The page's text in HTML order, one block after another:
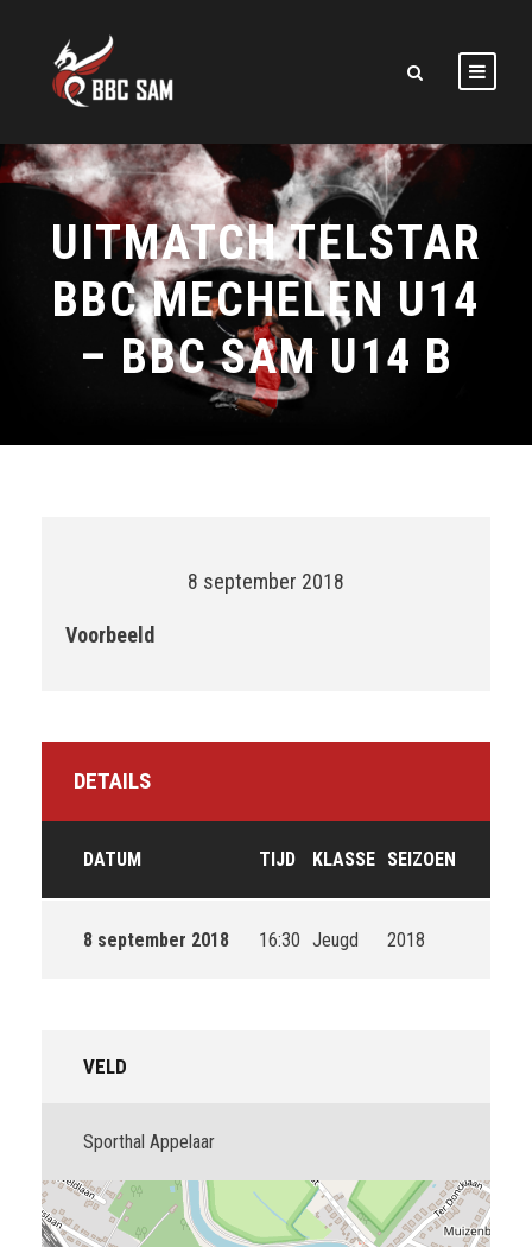
UITMATCH TELSTAR
BBC MECHELEN U14
– BBC SAM U14 B
8 september 2018
Voorbeeld
DETAILS
DATUM TIJD KLASSE SEIZOEN
8 september 2018 16:30 Jeugd 2018
VELD
Sporthal Appelaar